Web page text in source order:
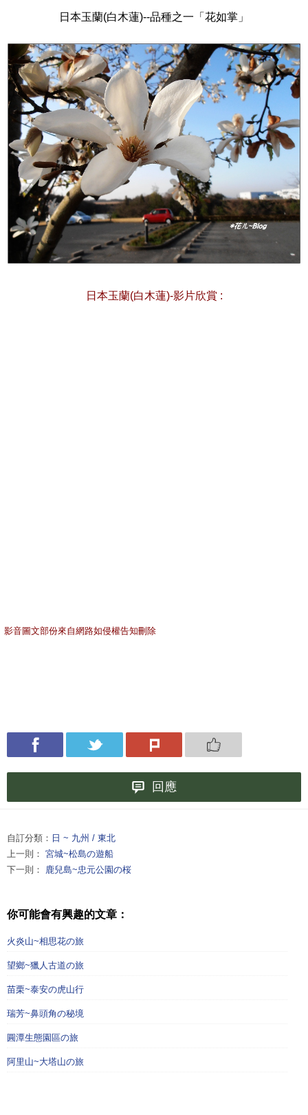
日本玉蘭(白木蓮)--品種之一「花如掌」
日本玉蘭(白木蓮)-影片欣賞 :
影音圖文部份來自網路如侵權告知刪除
回應
自訂分類： 日 ~ 九州 / 東北
上一則： 宮城~松島の遊船
下一則：
鹿兒島~忠元公園の桜
你可能會有興趣的文章：
火炎山~相思花の旅
望鄉~獵人古道の旅
苗栗~泰安の虎山行
瑞芳~鼻頭角の秘境
圓潭生態園區の旅
阿里山~大塔山の旅